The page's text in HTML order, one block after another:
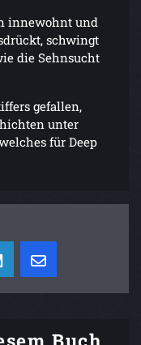
innewohnt und
schwingt
die Sehnsucht
gefallen,
unter
für Deep